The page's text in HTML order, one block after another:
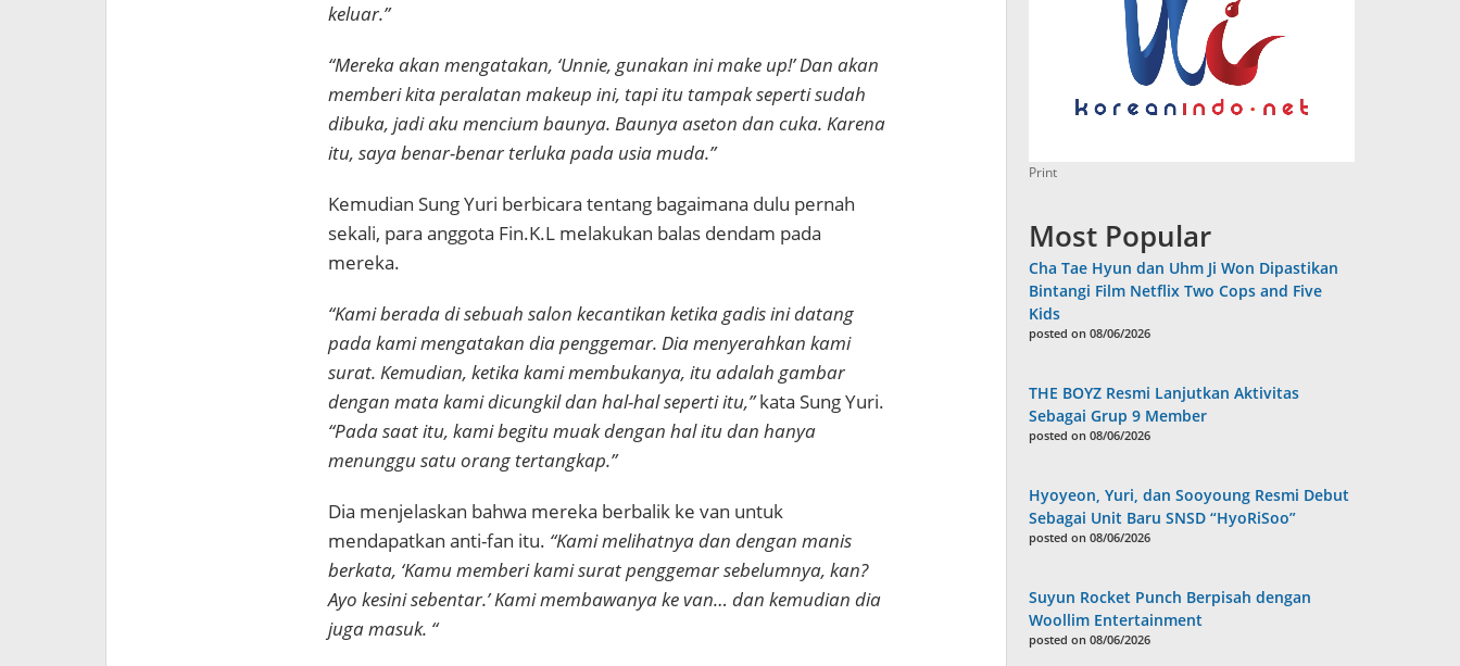
keluar.”
“Mereka akan mengatakan, ‘Unnie, gunakan ini make up!’ Dan akan
memberi kita peralatan makeup ini, tapi itu tampak seperti sudah
dibuka, jadi aku mencium baunya. Baunya aseton dan cuka. Karena
itu, saya benar-benar terluka pada usia muda.”
Kemudian Sung Yuri berbicara tentang bagaimana dulu pernah
sekali, para anggota Fin.K.L melakukan balas dendam pada
mereka.
“Kami berada di sebuah salon kecantikan ketika gadis ini datang
pada kami mengatakan dia penggemar. Dia menyerahkan kami
surat. Kemudian, ketika kami membukanya, itu adalah gambar
dengan mata kami dicungkil dan hal-hal seperti itu,”kata Sung Yuri.
“Pada saat itu, kami begitu muak dengan hal itu dan hanya
menunggu satu orang tertangkap.”
Dia menjelaskan bahwa mereka berbalik ke van untuk
mendapatkan anti-fan itu. “Kami melihatnya dan dengan manis
berkata, ‘Kamu memberi kami surat penggemar sebelumnya, kan?
Ayo kesini sebentar.’ Kami membawanya ke van… dan kemudian dia
juga masuk. “
Print
Most Popular
Cha Tae Hyun dan Uhm Ji Won Dipastikan
Bintangi Film Netflix Two Cops and Five
Kids
posted on 08/06/2026
THE BOYZ Resmi Lanjutkan Aktivitas
Sebagai Grup 9 Member
posted on 08/06/2026
Hyoyeon, Yuri, dan Sooyoung Resmi Debut
Sebagai Unit Baru SNSD “HyoRiSoo”
posted on 08/06/2026
Suyun Rocket Punch Berpisah dengan
Woollim Entertainment
posted on 08/06/2026